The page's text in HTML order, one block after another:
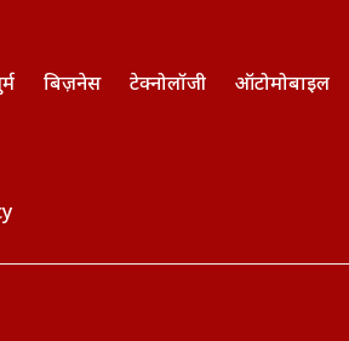
बिज़नेस टेक्नोलॉजी ऑटोमोबाइल